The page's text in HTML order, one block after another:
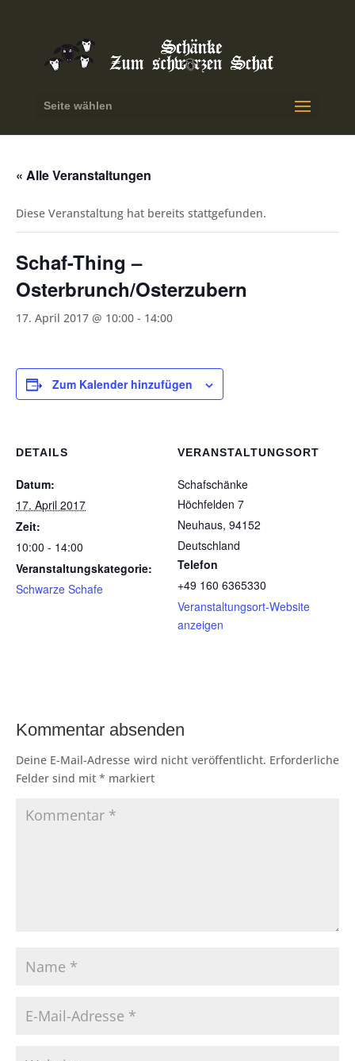
Seite wählen
« Alle Veranstaltungen
Diese Veranstaltung hat bereits stattgefunden.
Schaf-Thing –
Osterbrunch/Osterzubern
17. April 2017 @ 10:00 - 14:00
Zum Kalender hinzufügen
DETAILS
Datum:
17. April 2017
Zeit:
10:00 - 14:00
Veranstaltungskategorie:
Schwarze Schafe
VERANSTALTUNGSORT
Schafschänke
Höchfelden 7
Neuhaus, 94152
Deutschland
Telefon
+49 160 6365330
Veranstaltungsort-Website
anzeigen
Kommentar absenden
Deine E-Mail-Adresse wird nicht veröffentlicht. Erforderliche
Felder sind mit * markiert